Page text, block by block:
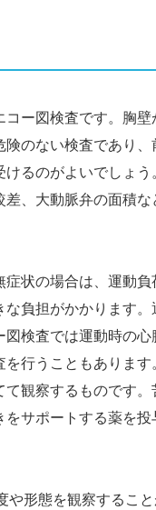
ー図検査です。胸
のない検査であり
るのがよいでしょう
、大動脈弁の面積
状の場合は、運動
負担がかかります
検査では運動時の
行うこともあります
観察するものです
サポートする薬を投
形態を観察するこ